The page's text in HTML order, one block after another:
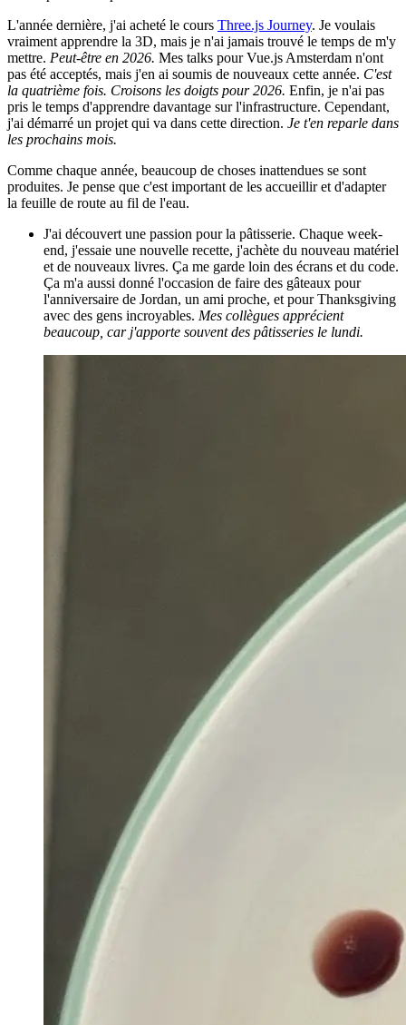
L'année dernière, j'ai acheté le cours Three.js Journey. Je voulais
vraiment apprendre la 3D, mais je n'ai jamais trouvé le temps de m'y
mettre. Peut-être en 2026. Mes talks pour Vue.js Amsterdam n'ont
pas été acceptés, mais j'en ai soumis de nouveaux cette année. C'est
la quatrième fois. Croisons les doigts pour 2026. Enfin, je n'ai pas
pris le temps d'apprendre davantage sur l'infrastructure. Cependant,
j'ai démarré un projet qui va dans cette direction. Je t'en reparle dans
les prochains mois.
Comme chaque année, beaucoup de choses inattendues se sont
produites. Je pense que c'est important de les accueillir et d'adapter
la feuille de route au fil de l'eau.
J'ai découvert une passion pour la pâtisserie. Chaque week-
end, j'essaie une nouvelle recette, j'achète du nouveau matériel
et de nouveaux livres. Ça me garde loin des écrans et du code.
Ça m'a aussi donné l'occasion de faire des gâteaux pour
l'anniversaire de Jordan, un ami proche, et pour Thanksgiving
avec des gens incroyables. Mes collègues apprécient
beaucoup, car j'apporte souvent des pâtisseries le lundi.